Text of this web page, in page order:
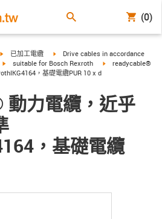
(0)
igus-icon-arrow-right
已加工電纜 igus-icon-arrow-right
Drive cables in accordance
igus-icon-arrow-right
suitable for Bosch Rexroth igus-icon-arrow-
readycable®
，基礎電纜PUR 10 x d
力電纜，近乎
，基礎電纜